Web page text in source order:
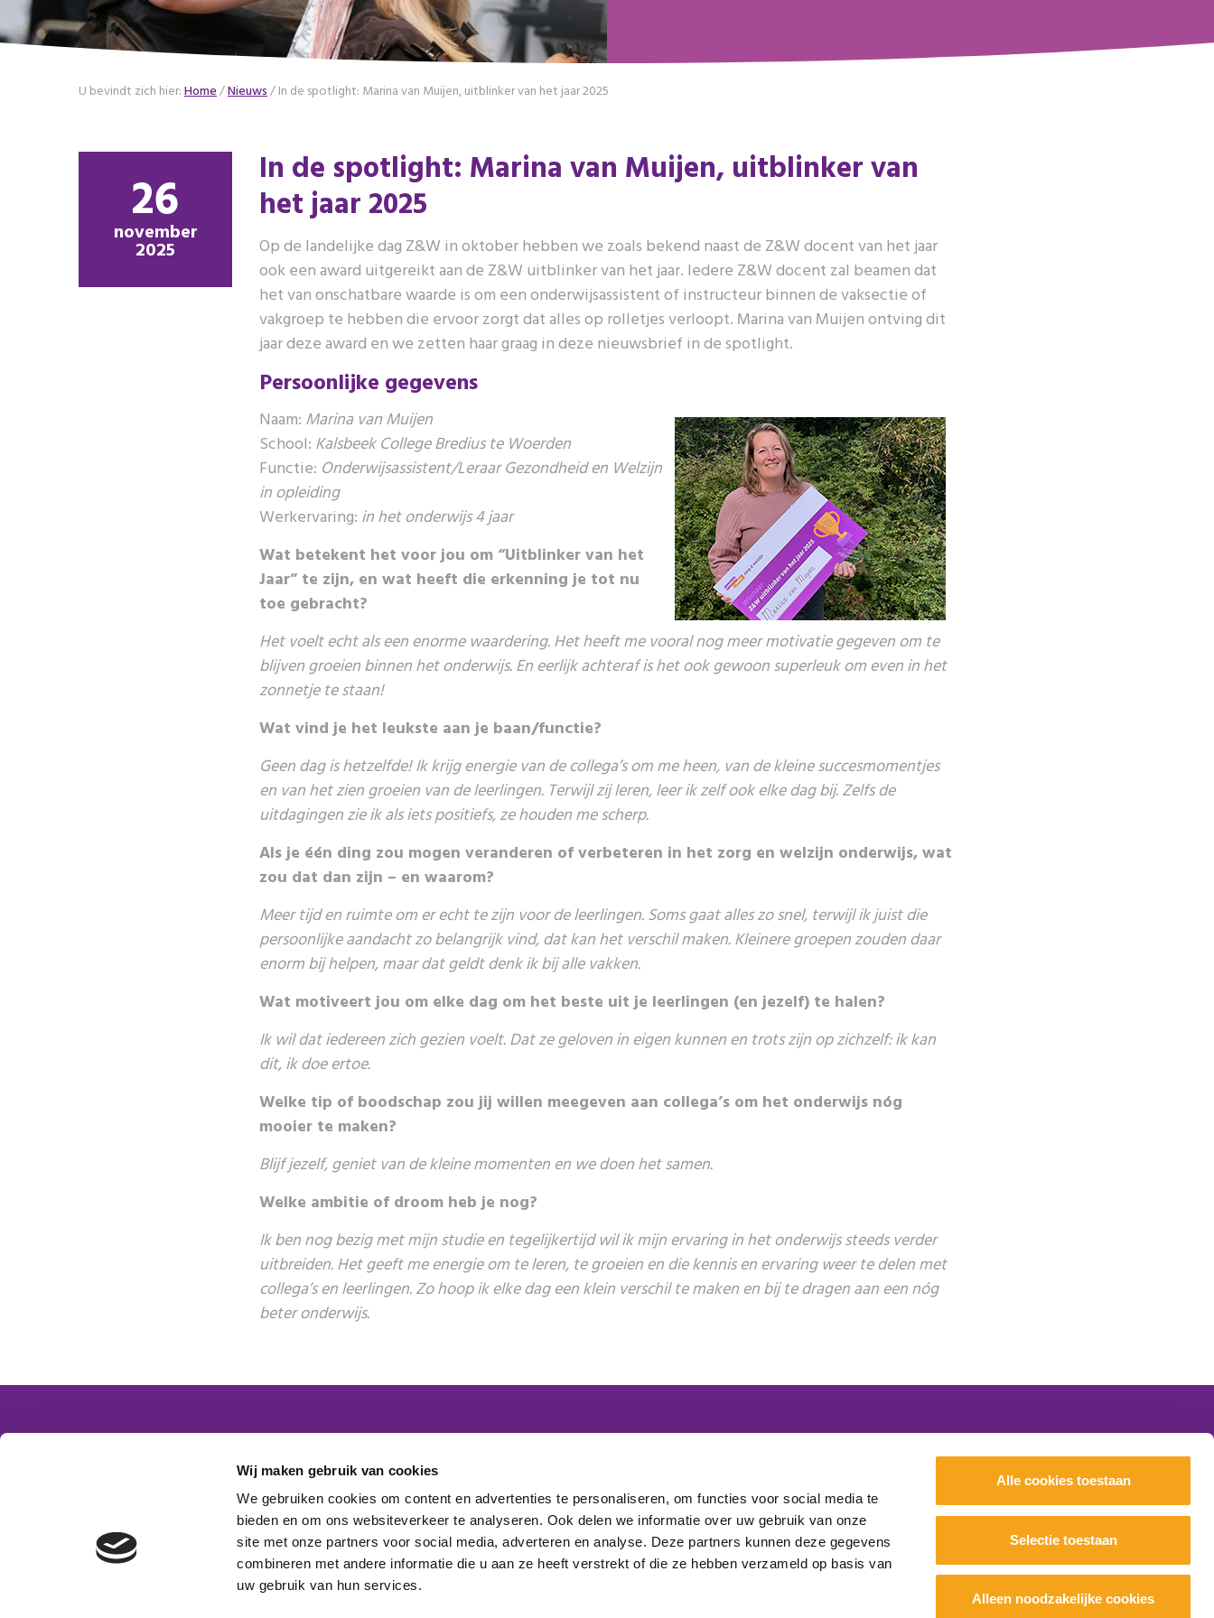
Wij maken gebruik van cookies
We gebruiken cookies om content en advertenties te personaliseren, om functies voor social media te
bieden en om ons websiteverkeer te analyseren. Ook delen we informatie over uw gebruik van onze
site met onze partners voor social media, adverteren en analyse. Deze partners kunnen deze gegevens
combineren met andere informatie die u aan ze heeft verstrekt of die ze hebben verzameld op basis van
uw gebruik van hun services.
Alle cookies toestaan
Selectie toestaan
Alleen noodzakelijke cookies
U bevindt zich hier:Home/Nieuws/In de spotlight: Marina van Muijen, uitblinker van het jaar 2025
26
november
2025
In de spotlight: Marina van Muijen, uitblinker van
het jaar 2025
Op de landelijke dag Z&W in oktober hebben we zoals bekend naast de Z&W docent van het jaar
ook een award uitgereikt aan de Z&W uitblinker van het jaar. Iedere Z&W docent zal beamen dat
het van onschatbare waarde is om een onderwijsassistent of instructeur binnen de vaksectie of
vakgroep te hebben die ervoor zorgt dat alles op rolletjes verloopt. Marina van Muijen ontving dit
jaar deze award en we zetten haar graag in deze nieuwsbrief in de spotlight.
Persoonlijke gegevens
Naam: Marina van Muijen
School: Kalsbeek College Bredius te Woerden
Functie: Onderwijsassistent/Leraar Gezondheid en Welzijn
in opleiding
Werkervaring: in het onderwijs 4 jaar
Wat betekent het voor jou om “Uitblinker van het
Jaar” te zijn, en wat heeft die erkenning je tot nu
toe gebracht?
Het voelt echt als een enorme waardering. Het heeft me vooral nog meer motivatie gegeven om te
blijven groeien binnen het onderwijs. En eerlijk achteraf is het ook gewoon superleuk om even in het
zonnetje te staan!
Wat vind je het leukste aan je baan/functie?
Geen dag is hetzelfde! Ik krijg energie van de collega’s om me heen, van de kleine succesmomentjes
en van het zien groeien van de leerlingen. Terwijl zij leren, leer ik zelf ook elke dag bij. Zelfs de
uitdagingen zie ik als iets positiefs, ze houden me scherp.
Als je één ding zou mogen veranderen of verbeteren in het zorg en welzijn onderwijs, wat
zou dat dan zijn – en waarom?
Meer tijd en ruimte om er echt te zijn voor de leerlingen. Soms gaat alles zo snel, terwijl ik juist die
persoonlijke aandacht zo belangrijk vind, dat kan het verschil maken. Kleinere groepen zouden daar
enorm bij helpen, maar dat geldt denk ik bij alle vakken.
Wat motiveert jou om elke dag om het beste uit je leerlingen (en jezelf) te halen?
Ik wil dat iedereen zich gezien voelt. Dat ze geloven in eigen kunnen en trots zijn op zichzelf: ik kan
dit, ik doe ertoe.
Welke tip of boodschap zou jij willen meegeven aan collega’s om het onderwijs nóg
mooier te maken?
Blijf jezelf, geniet van de kleine momenten en we doen het samen.
Welke ambitie of droom heb je nog?
Ik ben nog bezig met mijn studie en tegelijkertijd wil ik mijn ervaring in het onderwijs steeds verder
uitbreiden. Het geeft me energie om te leren, te groeien en die kennis en ervaring weer te delen met
collega’s en leerlingen. Zo hoop ik elke dag een klein verschil te maken en bij te dragen aan een nóg
beter onderwijs.
Contactgegevens
Platform VMBO Zorg & Welzijn
5200 BR ‘s-Hertogenbosch
E-mail:info@platformzorgenwelzijn.nl
Word lid van het platform
Aanmelden nieuwsbrief maakt onderdeel uit van
Scholen
Samenwerking
Over ons